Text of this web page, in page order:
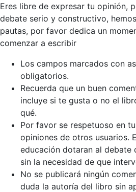
Eres libre de expresar tu opinión,
debate serio y constructivo,
pautas, por favor dedica un
comenzar a escribir
Los campos marcados con
obligatorios.
Recuerda que un buen
incluye si te gusta o no el
qué.
Por favor se respetuoso en
opiniones de otros usuarios.
educación dotaran al debate
sin la necesidad de que
No se publicará ningún
duda la autoría del libro sin